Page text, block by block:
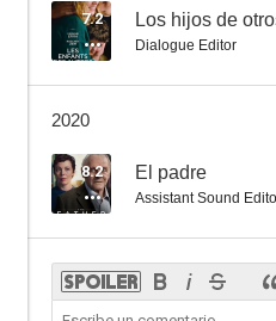
7.2 Los hijos de
Dialogue Editor
2020
8.2 El padre
Assistant Sound